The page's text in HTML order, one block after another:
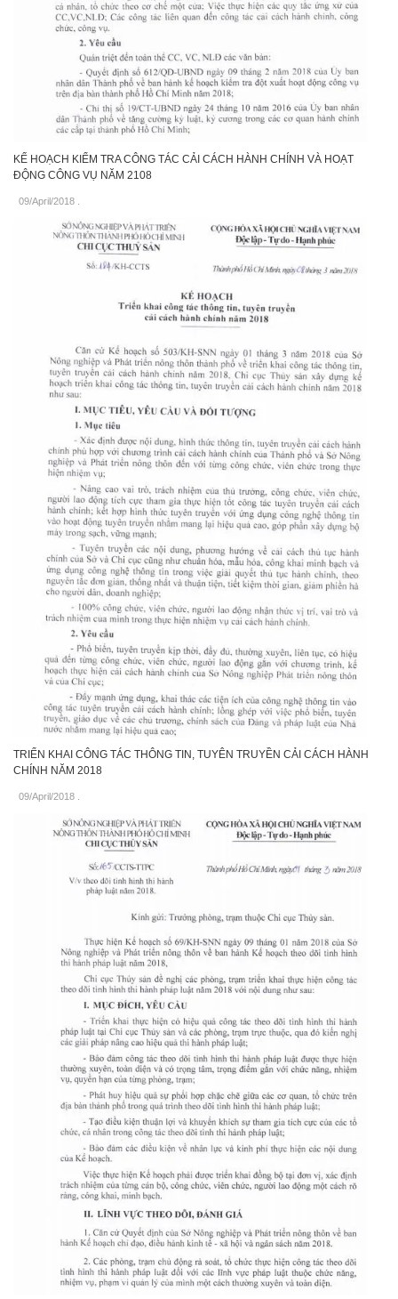
KẾ HOẠCH KIỂM TRA CÔNG TÁC CẢI CÁCH HÀNH CHÍNH VÀ HOẠT
ĐỘNG CÔNG VỤ NĂM 2108
09/April/2018
TRIỂN KHAI CÔNG TÁC THÔNG TIN, TUYÊN TRUYỀN CẢI CÁCH HÀNH
CHÍNH NĂM 2018
09/April/2018